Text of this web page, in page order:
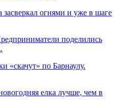
огнями и уже в шаге
поделились
«скачут» по Барнаулу.
елка лучше, чем в